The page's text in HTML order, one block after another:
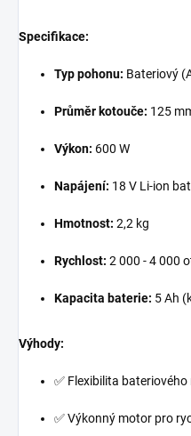
Specifikace:
Typ pohonu: Bateriový
Průměr kotouče: 125
Výkon: 600 W
Napájení: 18 V Li-ion
Hmotnost: 2,2 kg
Rychlost: 2 000 - 4 000
Kapacita baterie: 5 Ah
Výhody:
✅ Flexibilita
✅ Výkonný motor pro